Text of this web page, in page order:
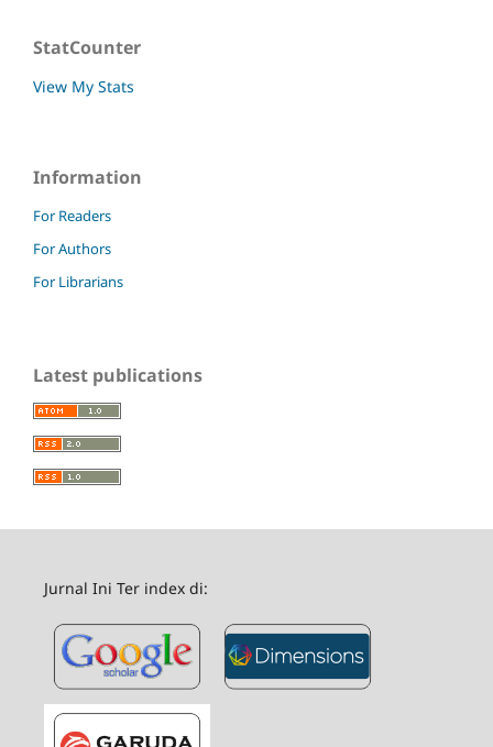
StatCounter
View My Stats
Information
For Readers
For Authors
For Librarians
Latest publications
Jurnal Ini Ter index di: